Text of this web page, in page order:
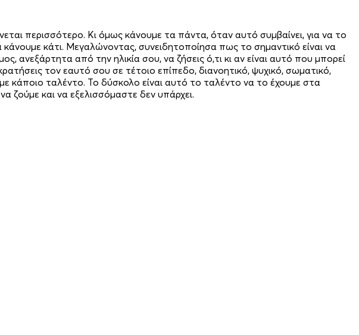
περισσότερο. Κι όμως κάνουμε τα πάντα, όταν αυτό συμβαίνει, για να το
κάτι. Μεγαλώνοντας, συνειδητοποίησα πως το σημαντικό είναι να
ανεξάρτητα από την ηλικία σου, να ζήσεις ό,τι κι αν είναι αυτό που μπορεί
τον εαυτό σου σε τέτοιο επίπεδο, διανοητικό, ψυχικό, σωματικό,
κάποιο ταλέντο. Το δύσκολο είναι αυτό το ταλέντο να το έχουμε στα
ζούμε και να εξελισσόμαστε δεν υπάρχει.